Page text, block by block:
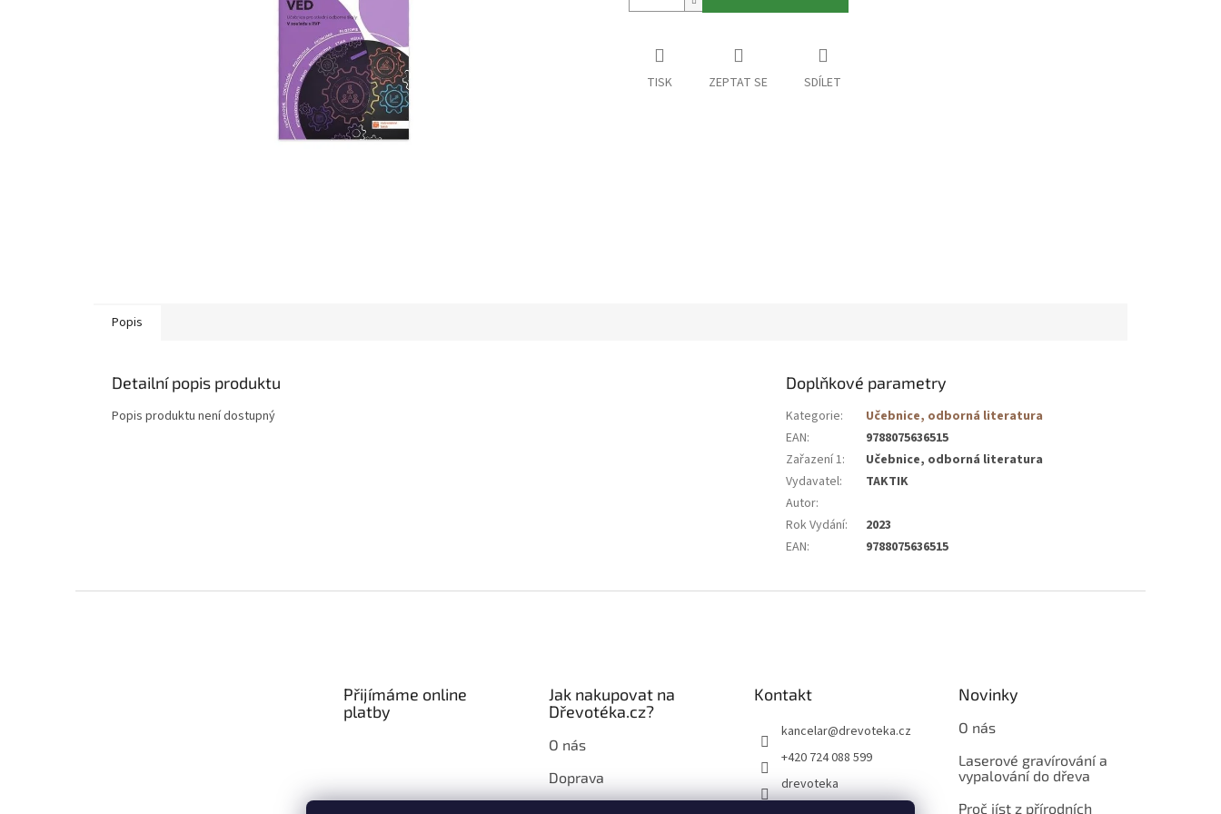
TISK ZEPTAT SE SDÍLET
Popis
Detailní popis produktu
Popis produktu není dostupný
Doplňkové parametry
Kategorie:
Učebnice, odborná literatura
EAN:
9788075636515
Zařazení 1:
Učebnice, odborná literatura
Vydavatel:
TAKTIK
Autor:
Rok Vydání:
2023
EAN: 9788075636515
Přijímáme online
platby
Jak nakupovat na
Dřevotéka.cz?
O nás
Doprava
Kontakt
kancelar@drevoteka.cz
+420 724 088 599
drevoteka
Novinky
O nás
Laserové gravírování a
vypalování do dřeva
Proč jíst z přírodních